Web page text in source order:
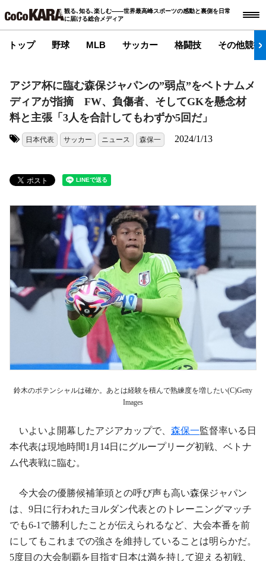
観る､知る､楽しむ――世界最高峰スポーツの感動と裏側を日常
に届ける総合メディア
トップ 野球 MLB サッカー 格闘技 その他競技
アジア杯に臨む森保ジャパンの”弱点”をベトナムメ
ディアが指摘 FW、負傷者、そしてGKを懸念材
料と主張「3人を合計してもわずか5回だ」
日本代表 サッカー ニュース 森保一 2024/1/13
鈴木のポテンシャルは確か。あとは経験を積んで熟練度を増したい(C)Getty
Images
いよいよ開幕したアジアカップで、 森保一監督率いる日
本代表は現地時間1月14日にグループリーグ初戦、ベトナ
ム代表戦に臨む。
今大会の優勝候補筆頭との呼び声も高い森保ジャパン
は、9日に行われたヨルダン代表とのトレーニングマッチ
でも6-1で勝利したことが伝えられるなど、大会本番を前
にしてもこれまでの強さを維持していることは明らかだ。
5度目の大会制覇を目指す日本は満を持して迎える初戦、